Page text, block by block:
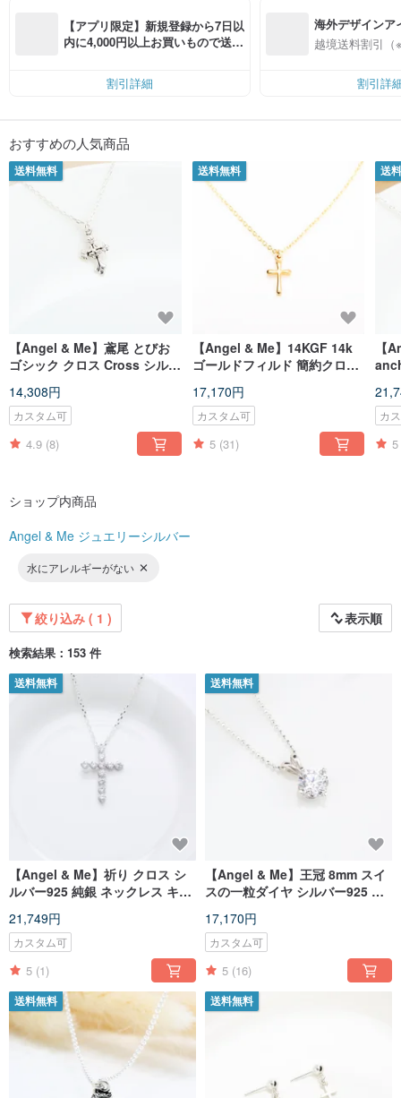
Angel & Me offers jewels of multiple meanings! You can DIY the jewels through
hands-on experience or select ones available for your loved ones to show the
happiness and dedication that you want to convey.
【アプリ限定】新規登録から7日以
内に4,000円以上お買いもので送料
割引詳細
海外デザインア
入
越境送料割引（
割引詳
おすすめの人気商品
送料無料
【Angel & Me】鳶尾 とびお
ゴシック クロス Cross シルバ
プレゼント バレンタインデー
クリスマスプレゼント
14,308円
カスタム可
4.9 (8)
送料無料
【Angel & Me】14KGF 14k
ゴールドフィルド 簡約クロス
レンタインデープレゼント
17,170円
カスタム可
5 (31)
送
【
カ
5
ショップ内商品
Angel & Me ジュエリーシルバー
水にアレルギーがない
絞り込み ( 1 ) 表示順
検索結果：153 件
送料無料
【Angel & Me】祈り クロス シ
ルバー925 純銀 ネックレス キリ
インデー クリスマスプレゼン
ト
21,749円
カスタム可
5 (1)
送料無料
【Angel & Me】王冠 8mm スイ
スの一粒ダイヤ シルバー925 純
誕生日 母の日 プレゼント
17,170円
カスタム可
5 (16)
送料無料 送料無料